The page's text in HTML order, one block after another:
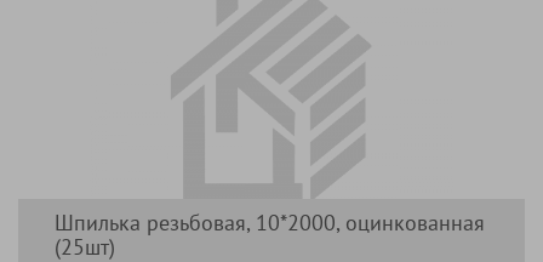
Шпилька резьбовая, 10*2000, оцинкованная
(25шт)